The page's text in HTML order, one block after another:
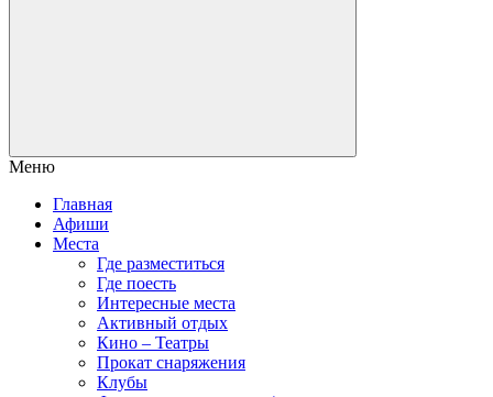
Меню
Главная
Афиши
Места
Где разместиться
Где поесть
Интересные места
Активный отдых
Кино – Театры
Прокат снаряжения
Клубы